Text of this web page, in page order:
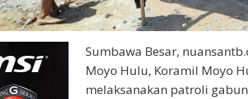
Sumbawa Besar,
Moyo Hulu, Koramil Moyo
melaksanakan patroli